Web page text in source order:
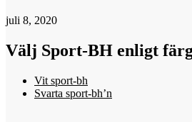
juli 8, 2020
Välj Sport-BH enligt
Vit sport-bh
Svarta sport-bh’n